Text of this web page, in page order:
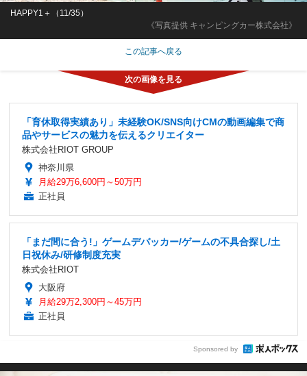
《写真提供 キャンピングカー株式会社》
HAPPY1＋（11/35）
この記事へ戻る
「育休取得実績あり」未経験OK/SNS向けCMの動画編集で商
品やサービスの魅力を伝えるクリエイター
株式会社RIOT GROUP
神奈川県
月給29万6,600円～50万円
正社員
「まだ間に合う!」ゲームデバッカー/ゲームの不具合探し/土
日祝休み/研修制度充実
株式会社RIOT
大阪府
月給29万2,300円～45万円
正社員
Sponsored by